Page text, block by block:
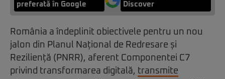
preferată în Google
Discover
România a îndeplinit obiectivele pentru un nou
jalon din Planul Național de Redresare și
Reziliență (PNRR), aferent Componentei C7
privind transformarea digitală, transmite